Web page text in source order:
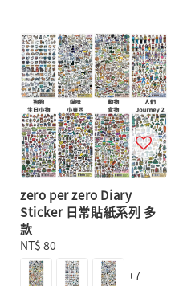
zero per zero Diary
Sticker 日常貼紙系列 多
款
Regular
price
NT$ 80
+7